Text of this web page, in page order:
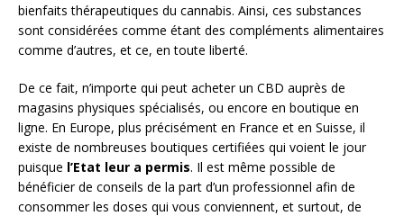
bienfaits thérapeutiques du cannabis. Ainsi, ces substances
sont considérées comme étant des compléments alimentaires
comme d’autres, et ce, en toute liberté.
De ce fait, n’importe qui peut acheter un CBD auprès de
magasins physiques spécialisés, ou encore en boutique en
ligne. En Europe, plus précisément en France et en Suisse, il
existe de nombreuses boutiques certifiées qui voient le jour
puisque l’Etat leur a permis. Il est même possible de
bénéficier de conseils de la part d’un professionnel afin de
consommer les doses qui vous conviennent, et surtout, de